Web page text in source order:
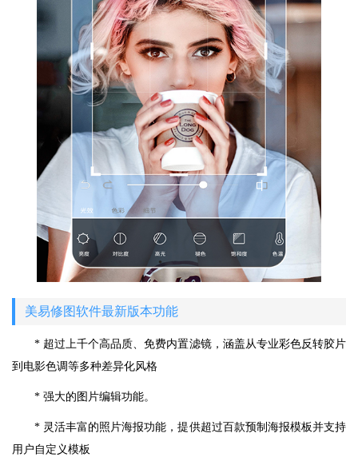
美易修图软件最新版本功能
* 超过上千个高品质、免费内置滤镜，涵盖从专业彩色反转胶片
到电影色调等多种差异化风格
* 强大的图片编辑功能。
* 灵活丰富的照片海报功能，提供超过百款预制海报模板并支持
用户自定义模板